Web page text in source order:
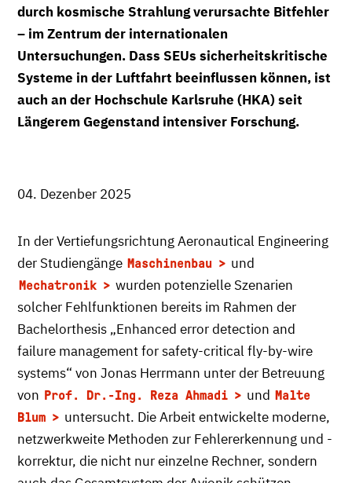
durch kosmische Strahlung verursachte Bitfehler
– im Zentrum der internationalen
Untersuchungen. Dass SEUs sicherheitskritische
Systeme in der Luftfahrt beeinflussen können, ist
auch an der Hochschule Karlsruhe (HKA) seit
Längerem Gegenstand intensiver Forschung.
04. Dezenber 2025
In der Vertiefungsrichtung Aeronautical Engineering
der Studiengänge Maschinenbau und
Mechatronik
wurden potenzielle Szenarien
solcher Fehlfunktionen bereits im Rahmen der
Bachelorthesis „Enhanced error detection and
failure management for safety-critical fly-by-wire
systems“ von Jonas Herrmann unter der Betreuung
von Prof. Dr.-Ing. Reza Ahmadi und Malte
Blum
untersucht. Die Arbeit entwickelte moderne,
netzwerkweite Methoden zur Fehlererkennung und -
korrektur, die nicht nur einzelne Rechner, sondern